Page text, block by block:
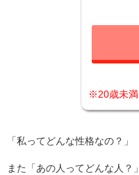
※20歳未満
「私ってどんな性格なの？」
また「あの人ってどんな人？